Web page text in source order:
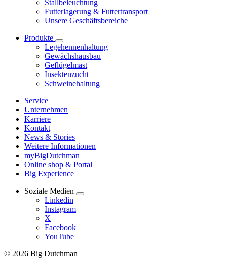
Stallbeleuchtung
Futterlagerung & Futtertransport
Unsere Geschäftsbereiche
Produkte
Legehennenhaltung
Gewächshausbau
Geflügelmast
Insektenzucht
Schweinehaltung
Service
Unternehmen
Karriere
Kontakt
News & Stories
Weitere Informationen
myBigDutchman
Online shop & Portal
Big Experience
Soziale Medien
Linkedin
Instagram
X
Facebook
YouTube
© 2026 Big Dutchman